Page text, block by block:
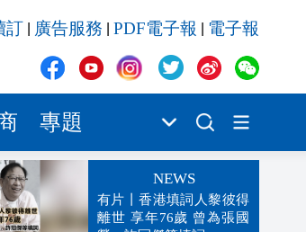
訂 廣告服務 PDF電子報 電子報
專題
NEWS
有片丨香港填詞人黎彼得
離世 享年76歲 曾為張國